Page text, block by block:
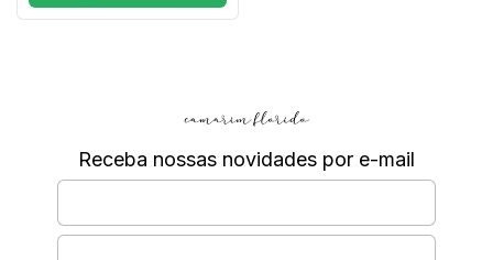
Receba nossas novidades por e-mail